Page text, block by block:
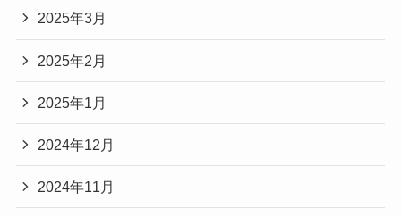
2025年3月
2025年2月
2025年1月
2024年12月
2024年11月